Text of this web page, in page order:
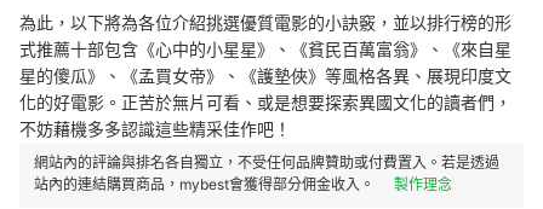
為此，以下將為各位介紹挑選優質電影的小訣竅，並以排行榜的形
式推薦十部包含《心中的小星星》、《貧民百萬富翁》、《來自星
星的傻瓜》、《孟買女帝》、《護墊俠》等風格各異、展現印度文
化的好電影。正苦於無片可看、或是想要探索異國文化的讀者們，
不妨藉機多多認識這些精采佳作吧！
網站內的評論與排名各自獨立，不受任何品牌贊助或付費置入。若是透過
站內的連結購買商品，mybest會獲得部分佣金收入。
製作理念